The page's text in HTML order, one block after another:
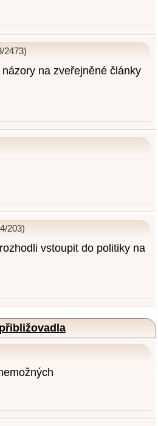
2473)
na zveřejněné články
203)
vstoupit do politiky na